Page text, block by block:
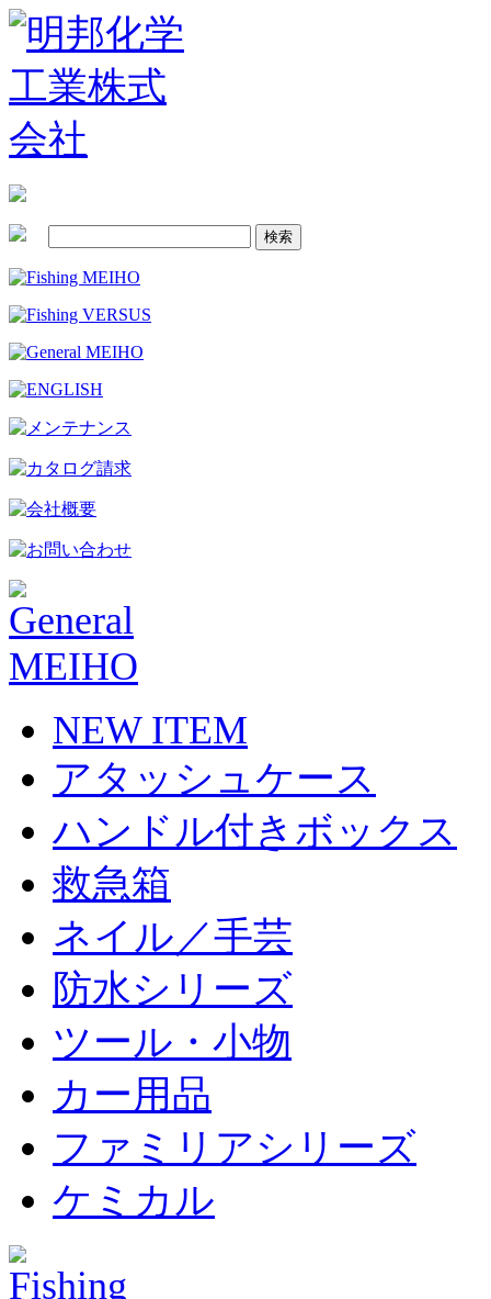
NEW ITEM
アタッシュケース
ハンドル付きボックス
救急箱
ネイル／手芸
防水シリーズ
ツール・小物
カー用品
ファミリアシリーズ
ケミカル